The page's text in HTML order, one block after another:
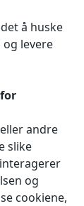
å huske
levere
andre
slike
og
cookiene,